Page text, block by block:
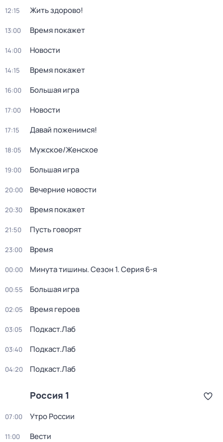
12:15 Жить здорово!
13:00 Время покажет
14:00 Новости
14:15 Время покажет
16:00 Большая игра
17:00 Новости
17:15 Давай поженимся!
18:05 Мужское/Женское
19:00 Большая игра
20:00 Вечерние новости
20:30 Время покажет
21:50 Пусть говорят
23:00 Время
00:00 Минута тишины. Сезон 1. Серия 6-я
00:55 Большая игра
02:05 Время героев
03:05 Подкаст.Лаб
03:40 Подкаст.Лаб
04:20 Подкаст.Лаб
Россия 1
07:00 Утро России
11:00 Вести